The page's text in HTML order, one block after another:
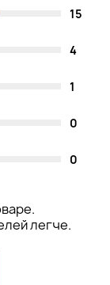
15
4
1
0
0
легче.